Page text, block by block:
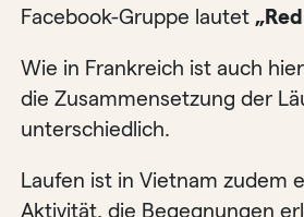
Facebook-Gruppe lautet
Wie in Frankreich ist auch
die Zusammensetzung der
unterschiedlich.
Laufen ist in Vietnam zudem
Aktivität, die Begegnungen